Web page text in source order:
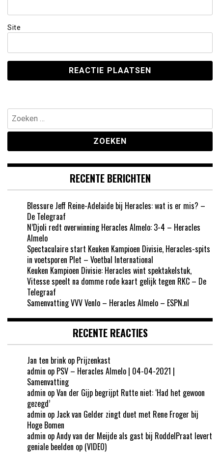
Site
Zoeken
naar:
RECENTE BERICHTEN
Blessure Jeff Reine-Adelaide bij Heracles: wat is er mis? –
De Telegraaf
N’Djoli redt overwinning Heracles Almelo: 3-4 – Heracles
Almelo
Spectaculaire start Keuken Kampioen Divisie, Heracles-spits
in voetsporen Plet – Voetbal International
Keuken Kampioen Divisie: Heracles wint spektakelstuk,
Vitesse speelt na domme rode kaart gelijk tegen RKC – De
Telegraaf
Samenvatting VVV Venlo – Heracles Almelo – ESPN.nl
RECENTE REACTIES
Jan ten brink op Prijzenkast
admin op PSV – Heracles Almelo | 04-04-2021 |
Samenvatting
admin opVan der Gijp begrijpt Rutte niet: ‘Had het gewoon
gezegd’
admin op Jack van Gelder zingt duet met Rene Froger bij
Hoge Bomen
admin opAndy van der Meijde als gast bij RoddelPraat levert
geniale beelden op (VIDEO)